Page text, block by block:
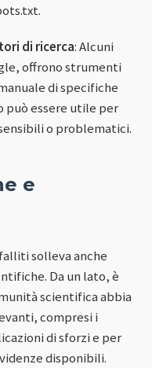
di ricerca: Alcuni
offrono strumenti
di specifiche
può essere utile per
o problematici.
e
solleva anche
Da un lato, è
scientifica abbia
compresi i
di sforzi e per
disponibili.